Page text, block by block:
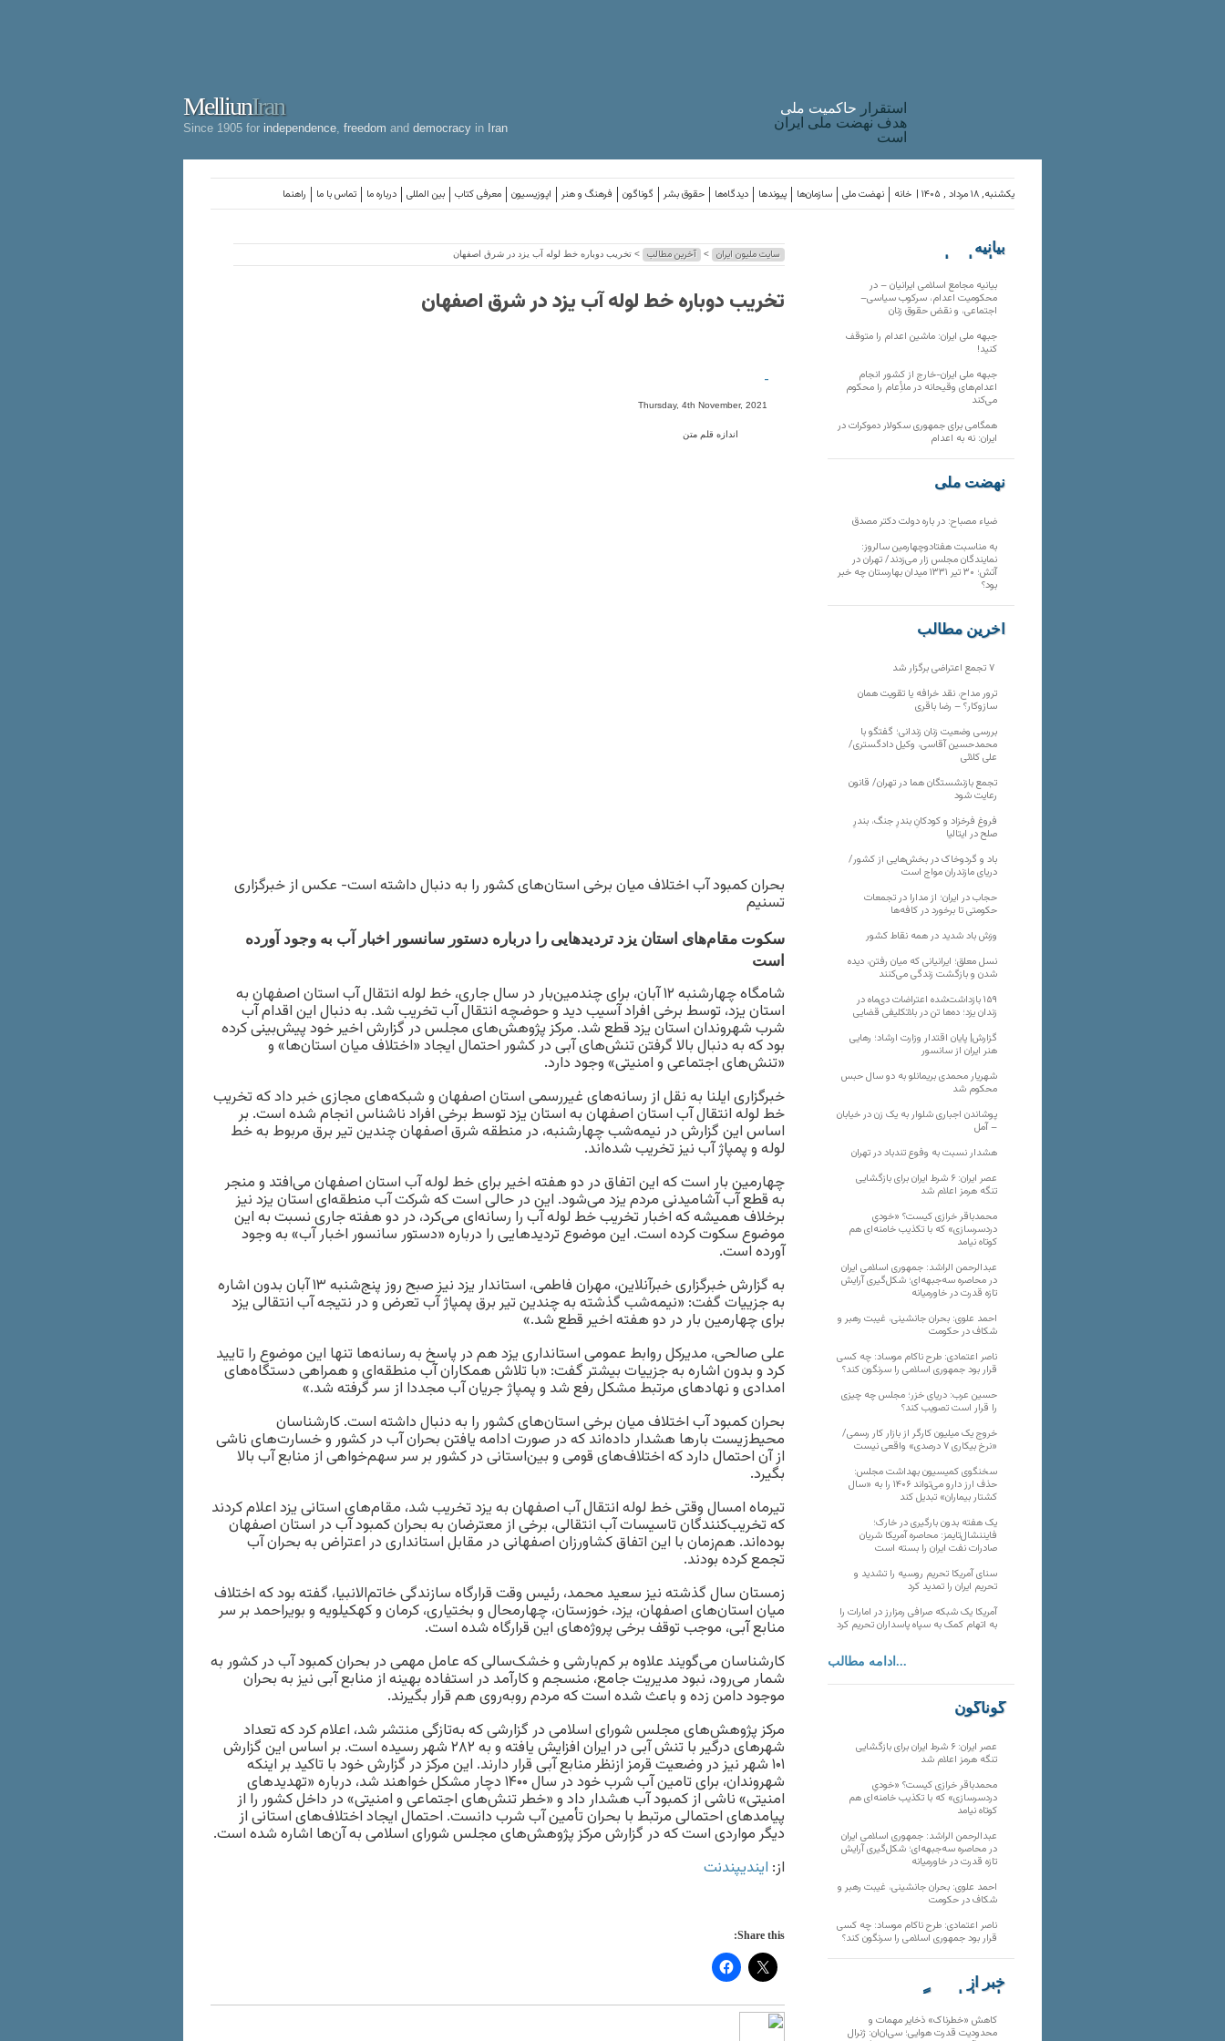
MelliunIran
Since 1905 for independence freedom and democracy in Iran
استقرار حاکميت ملی
هدف نهضت ملی ایران
است
راهنما تماس با ما درباره ما بین المللی معرفی کتاب اپوزیسیون فرهنگ و هنر گوناگون حقوق بشر دیدگاه‌ها پیوندها سازمان‌ها نهضت ملی خانه یکشنبه, ۱۸ مرداد , ۱۴۰۵ |
سایت ملیون ایران > آخرین مطالب > تخریب دوباره خط لوله آب یزد در شرق اصفهان
تخریب دوباره خط لوله آب یزد در شرق اصفهان
-
Thursday, 4th November, 2021
اندازه قلم متن
بحران کمبود آب اختلاف میان برخی استان‌های کشور را به دنبال داشته است- عکس از خبرگزاری
تسنیم
سکوت مقام‌های استان یزد تردیدهایی را درباره دستور سانسور اخبار آب به وجود آورده
است
شامگاه چهارشنبه ۱۲ آبان، برای چندمین‌بار در سال جاری، خط لوله انتقال آب استان اصفهان به
استان یزد، توسط برخی افراد آسیب‌ دید و حوضچه انتقال آب تخریب شد. به دنبال این اقدام آب
شرب شهروندان استان یزد قطع شد. مرکز پژوهش‌های مجلس در گزارش اخیر خود پیش‌بینی کرده
بود که به دنبال بالا گرفتن تنش‌های آبی در کشور احتمال ایجاد «اختلاف میان استان‌ها» و
«تنش‌های اجتماعی و امنیتی» وجود دارد.
خبرگزاری ایلنا به نقل از رسانه‌های غیررسمی استان اصفهان و شبکه‌های مجازی خبر داد که تخریب
خط لوله انتقال آب استان اصفهان به استان یزد توسط برخی افراد ناشناس انجام شده است. بر
اساس این گزارش در نیمه‌شب چهارشنبه، در منطقه شرق اصفهان چندین تیر برق مربوط به خط
لوله و پمپاژ آب نیز تخریب شده‌اند.
چهارمین بار است که این اتفاق در دو هفته اخیر برای خط لوله آب استان اصفهان می‌‌افتد و منجر
به قطع آب آشامیدنی مردم یزد می‌شود. این در حالی است که شرکت آب منطقه‌ای استان یزد نیز
برخلاف همیشه که اخبار تخریب خط لوله آب را رسانه‌ای می‌کرد، در دو هفته جاری نسبت به این
موضوع سکوت کرده است. این موضوع تردیدهایی را درباره «دستور سانسور اخبار آب» به وجود
آورده است.
به گزارش خبرگزاری خبرآنلاین، مهران فاطمی، استاندار یزد نیز صبح روز پنج‌شنبه ۱۳ آبان بدون اشاره
به جزییات گفت: «نیمه‌شب گذشته به چندین تیر برق پمپاژ آب تعرض و در نتیجه آب انتقالی یزد
برای چهارمین بار در دو هفته اخیر قطع شد.»
علی صالحی، مدیرکل روابط عمومی استانداری یزد هم در پاسخ به رسانه‌ها تنها این موضوع را تایید
کرد و بدون اشاره به جزییات بیشتر گفت: «با تلاش همکاران آب منطقه‌ای و همراهی دستگاه‌های
امدادی و نهادهای مرتبط مشکل رفع شد و پمپاژ جریان آب مجددا از سر گرفته شد.»
بحران کمبود آب اختلاف میان برخی استان‌های کشور را به دنبال داشته است. کارشناسان
محیط‌زیست بارها هشدار داده‌اند که در صورت ادامه یافتن بحران آب در کشور و خسارت‌های ناشی
از آن احتمال دارد که اختلاف‌های قومی و بین‌استانی در کشور بر سر سهم‌خواهی از منابع آب بالا
بگیرد.
تیرماه امسال وقتی خط لوله انتقال آب اصفهان به یزد تخریب شد، مقام‌های استانی یزد اعلام کردند
که تخریب‌کنندگان تاسیسات آب انتقالی، برخی از معترضان به بحران کمبود آب در استان اصفهان
بوده‌اند. هم‌زمان با این اتفاق کشاورزان اصفهانی در مقابل استانداری در اعتراض به بحران آب
تجمع کرده بودند.
زمستان سال گذشته نیز سعید محمد، رئیس وقت قرارگاه سازندگی خاتم‌الانبیا، گفته بود که اختلاف
میان استان‌های اصفهان، یزد، خوزستان، چهارمحال و بختیاری، کرمان و کهکیلویه و بویراحمد بر سر
منابع آبی، موجب توقف برخی پروژه‌های این قرارگاه شده است.
کارشناسان می‌گویند علاوه بر کم‌بارشی و خشک‌سالی که عامل مهمی در بحران کمبود آب در کشور به
شمار می‌رود، نبود مدیریت جامع، منسجم و کارآمد در استفاده بهینه از منابع آبی نیز به بحران
موجود دامن زده‌ و باعث شده است که مردم روبه‌روی هم قرار بگیرند.
مرکز پژوهش‌های مجلس شورای اسلامی در گزارشی که به‌تازگی منتشر شد، اعلام کرد که تعداد
شهرهای درگیر با تنش آبی در ایران افزایش یافته و به ۲۸۲ شهر رسیده است. بر اساس این گزارش
۱۰۱ شهر نیز در وضعیت قرمز ازنظر منابع آبی قرار دارند. این مرکز در گزارش خود با تاکید بر اینکه
شهروندان، برای تامین آب شرب خود در سال ۱۴۰۰ دچار مشکل خواهند شد، درباره «تهدید‌های
امنیتی» ناشی از کمبود آب هشدار داد و «خطر تنش‌های اجتماعی و امنیتی» در داخل کشور را از
پیامدهای احتمالی مرتبط با بحران تأمین آب شرب دانست. احتمال ایجاد اختلاف‌های استانی از
دیگر مواردی‌ است که در گزارش مرکز پژوهش‌های مجلس شورای اسلامی به آن‌ها اشاره شده است.
از: ایندیپندنت
Share this:
بیانیه
سازمان‌های
بیانیه مجامع اسلامی ایرانیان – در
محکومیت اعدام، سرکوب سیاسی–
اجتماعی، و نقض حقوق زنان
جبهه ملی ایران: ماشین اعدام را متوقف
کنید!
جبهه ملی ایران-خارج از کشور انجام
اعدام‌های وقیحانه در ملأِعام را محکوم
می‌کند
همگامی برای جمهوری سکولار دموکرات در
ایران: نه به اعدام
نهضت ملی
ضیاء مصباح: در باره دولت دکتر مصدق
به مناسبت هفتادوچهارمین سالروز:
نمایندگان مجلس زار می‌زدند/ تهران در
آتش؛ ۳۰ تیر ۱۳۳۱ میدان بهارستان چه خبر
بود؟
آخرین مطالب
ترور مداح، نقد خرافه یا تقویت همان
سازوکار؟ – رضا باقری
بررسی وضعیت زنان زندانی؛ گفتگو با
محمدحسین آقاسی، وکیل دادگستری/
علی کلائی
تجمع بازنشستگان هما در تهران/ قانون
رعایت شود
فروغ فرخزاد و کودکانِ بندرِ جنگ، بندرِ
صلح در ایتالیا
باد و گردوخاک در بخش‌هایی از کشور/
دریای مازندران مواج است
حجاب در ایران؛ از مدارا در تجمعات
حکومتی تا برخورد در کافه‌ها
وزش باد شدید در همه نقاط کشور
نسل معلق؛ ایرانیانی که میان رفتن، دیده
شدن و بازگشت زندگی می‌کنند
۱۵۹ بازداشت‌شده اعتراضات دی‌ماه در
زندان یزد؛ ده‌ها تن در بلاتکلیفی قضایی
گزارش| پایان اقتدار وزارت ارشاد؛ رهایی
هنر ایران از سانسور
شهریار محمدی بریمانلو به دو سال حبس
محکوم شد
پوشاندن اجباری شلوار به یک زن در خیابان
– آمل
هشدار نسبت به وفوع تندباد در تهران
عصر ایران: ۶ شرط ایران برای بازگشایی
تنگه هرمز اعلام شد
محمدباقر خرازی کیست؟ «خودیِ
دردسرسازی» که با تکذیب خامنه‌ای هم
کوتاه نیامد
عبدالرحمن الراشد: جمهوری اسلامی ایران
در محاصره سه‌جبهه‌ای؛ شکل‌گیری آرایش
تازه قدرت در خاورمیانه
احمد علوی: بحران جانشینی، غیبت رهبر و
شکاف در حکومت
ناصر اعتمادی: طرح ناکام موساد: چه کسی
قرار بود جمهوری اسلامی را سرنگون کند؟
حسین عرب: دریای خزر؛ مجلس چه چیزی
را قرار است تصویب کند؟
خروج یک میلیون کارگر از بازار کار رسمی/
«نرخ بیکاری ۷ درصدی» واقعی نیست
سخنگوی کمیسیون بهداشت مجلس:
حذف ارز دارو می‌تواند ۱۴۰۶ را به «سال
کشتار بیماران» تبدیل کند
یک هفته بدون بارگیری در خارک؛
فایننشال‌تایمز: محاصره آمریکا شریان
صادرات نفت ایران را بسته است
سنای آمریکا تحریم روسیه را تشدید و
تحریم ایران را تمدید کرد
آمریکا یک شبکه صرافی رمزارز در امارات را
به اتهام کمک به سپاه پاسداران تحریم کرد
ادامه مطالب...
گوناگون
عصر ایران: ۶ شرط ایران برای بازگشایی
تنگه هرمز اعلام شد
محمدباقر خرازی کیست؟ «خودیِ
دردسرسازی» که با تکذیب خامنه‌ای هم
کوتاه نیامد
عبدالرحمن الراشد: جمهوری اسلامی ایران
در محاصره سه‌جبهه‌ای؛ شکل‌گیری آرایش
تازه قدرت در خاورمیانه
احمد علوی: بحران جانشینی، غیبت رهبر و
شکاف در حکومت
ناصر اعتمادی: طرح ناکام موساد: چه کسی
قرار بود جمهوری اسلامی را سرنگون کند؟
خبر از
تارنماهای دیگر
کاهش «خطرناک» ذخایر مهمات و
محدودیت قدرت هوایی؛ سی‌ان‌ان: ژنرال